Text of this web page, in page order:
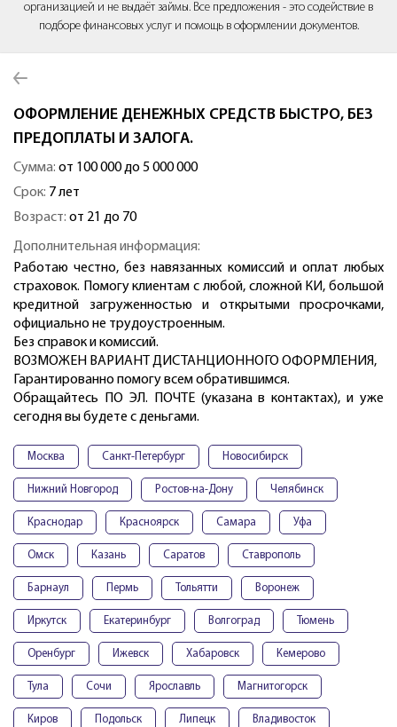
организацией и не выдаёт займы. Все предложения - это содействие в
подборе финансовых услуг и помощь в оформлении документов.
ОФОРМЛЕНИЕ ДЕНЕЖНЫХ СРЕДСТВ БЫСТРО, БЕЗ
ПРЕДОПЛАТЫ И ЗАЛОГА.
Сумма: от 100 000 до 5 000 000
Срок: 7 лет
Возраст: от 21 до 70
Дополнительная информация:
Работаю честно, без навязанных комиссий и оплат любых
страховок. Помогу клиентам с любой, сложной КИ, большой
кредитной загруженностью и открытыми просрочками,
официально не трудоустроенным.
Без справок и комиссий.
ВОЗМОЖЕН ВАРИАНТ ДИСТАНЦИОННОГО ОФОРМЛЕНИЯ,
Гарантированно помогу всем обратившимся.
Обращайтесь ПО ЭЛ. ПОЧТЕ (указана в контактах), и уже
сегодня вы будете с деньгами.
Москва Санкт-Петербург Новосибирск
Нижний Новгород Ростов-на-Дону Челябинск
Краснодар Красноярск Самара Уфа
Омск Казань Саратов Ставрополь
Барнаул Пермь Тольятти Воронеж
Иркутск Екатеринбург Волгоград Тюмень
Оренбург Ижевск Хабаровск Кемерово
Тула Сочи Ярославль Магнитогорск
Киров Подольск Липецк Владивосток